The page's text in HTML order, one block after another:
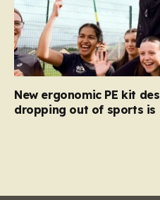
New ergonomic PE kit
dropping out of sports is